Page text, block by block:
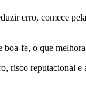
erro, comece
fe, o que
risco reputacional e